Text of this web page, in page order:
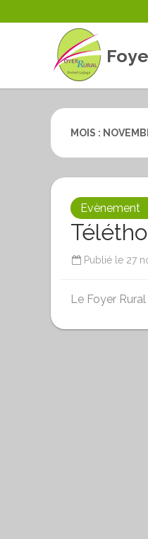
MOIS :
Evènement
Publié le 27
Le Foyer